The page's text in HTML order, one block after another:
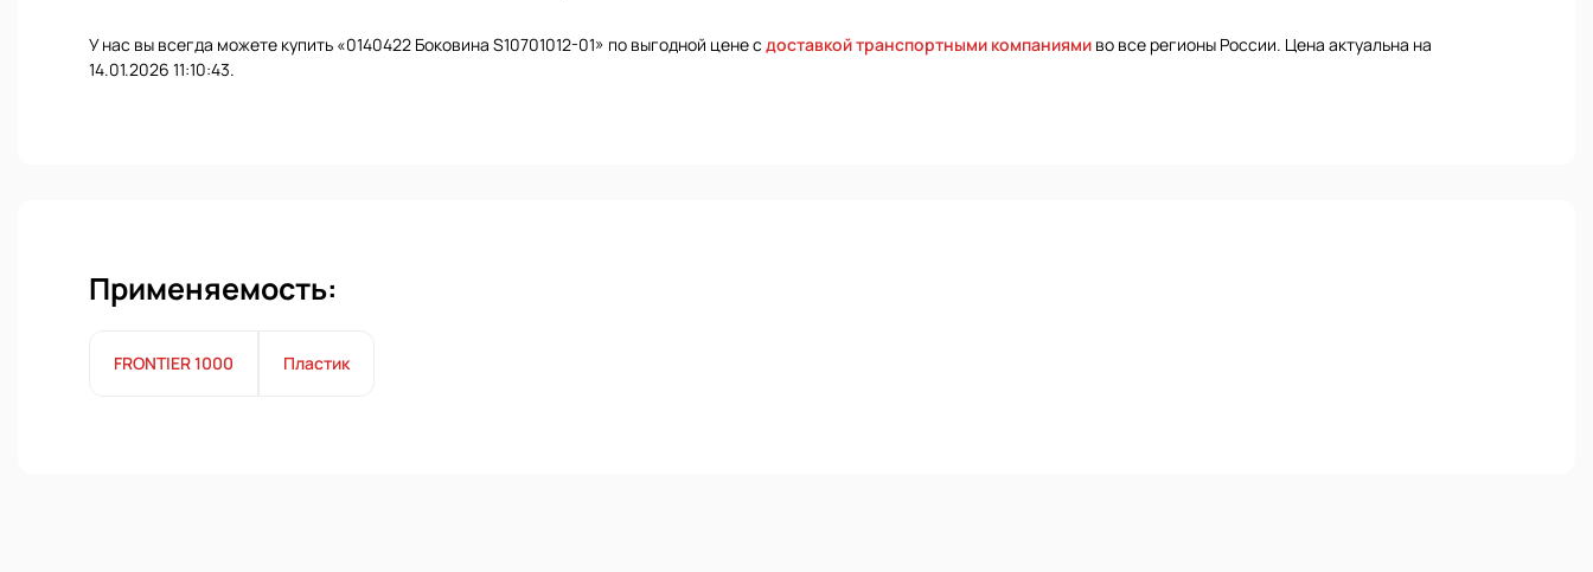
У нас вы всегда можете купить «0140422 Боковина S10701012-01» по выгодной цене с доставкой транспортными компаниями во все регионы России. Цена актуальна на
14.01.2026 11:10:43.
Применяемость:
FRONTIER 1000 Пластик